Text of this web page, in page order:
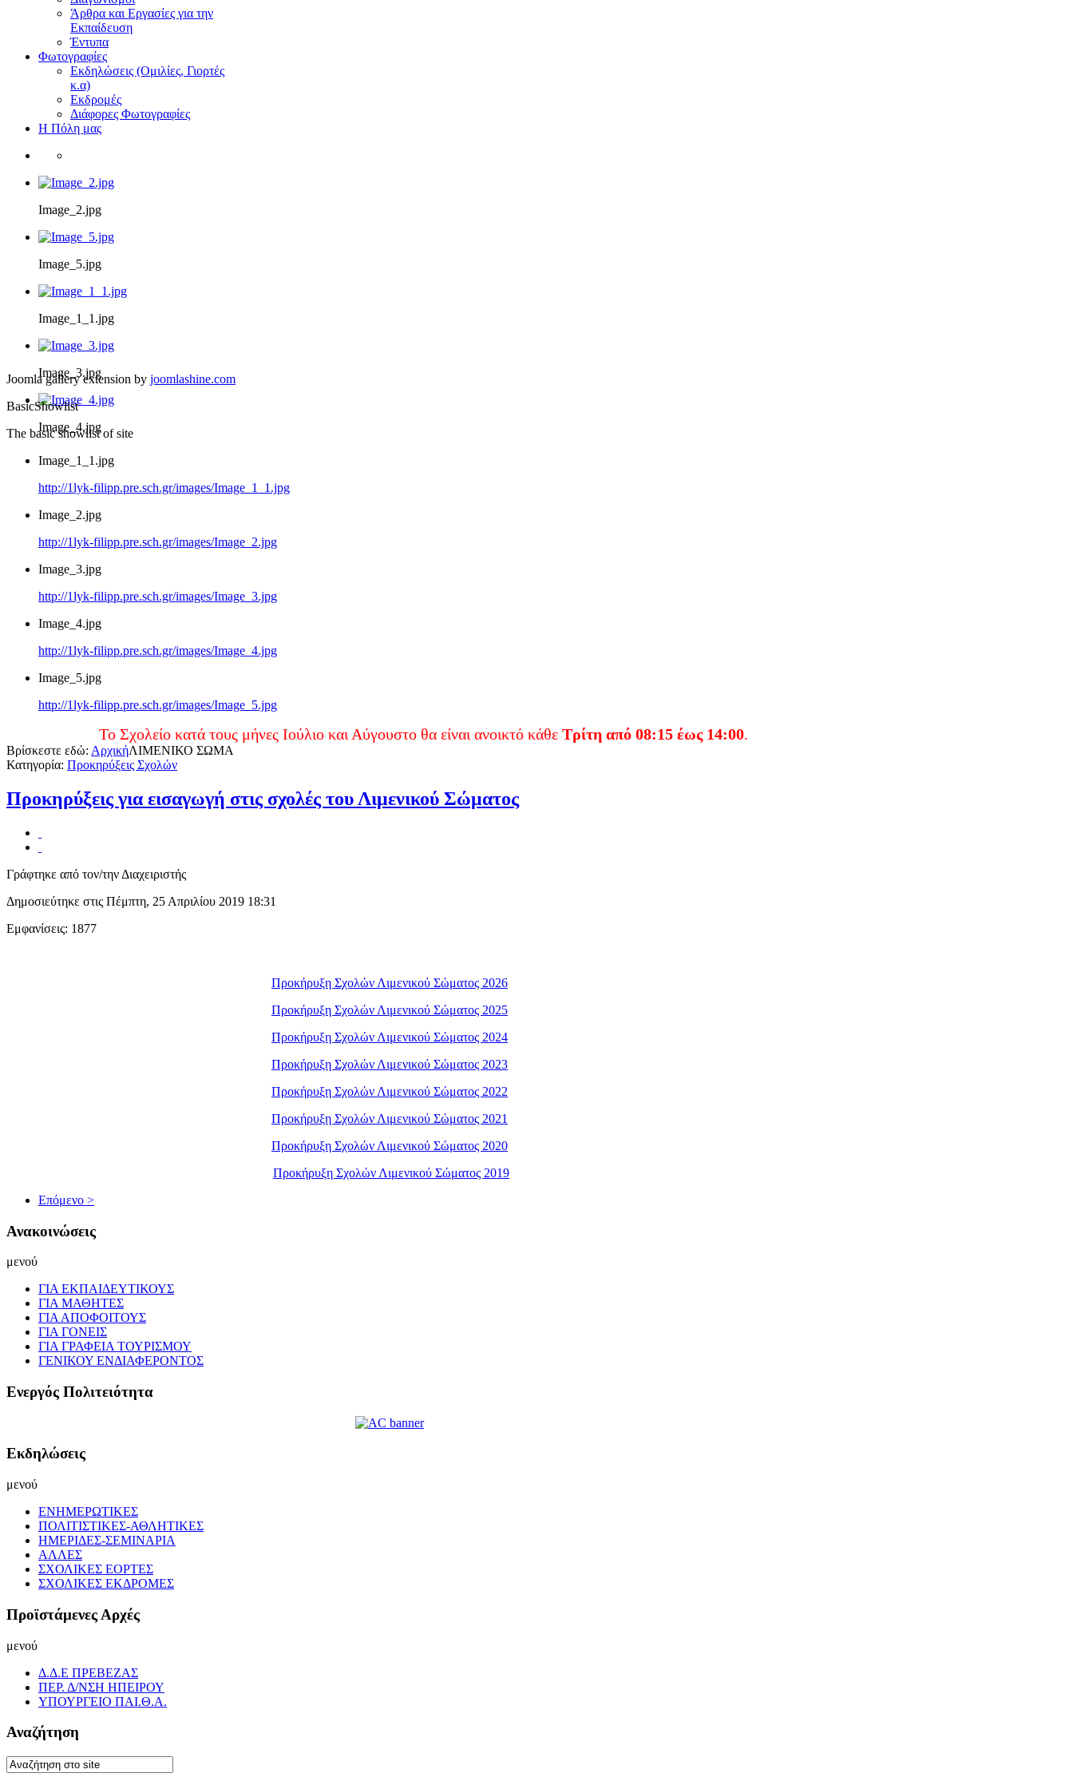
Άρθρα και Εργασίες για την
Εκπαίδευση
Έντυπα
Φωτογραφίες
Εκδηλώσεις (Ομιλίες, Γιορτές
κ.α)
Εκδρομές
Διάφορες Φωτογραφίες
Η Πόλη μας
Image_2.jpg
Image_5.jpg
Image_1_1.jpg
Image_3.jpg
Image_4.jpg
Joomla gallery extension by joomlashine.com
BasicShowlist
The basic showlist of site
Image_1_1.jpg
http://1lyk-filipp.pre.sch.gr/images/Image_1_1.jpg
Image_2.jpg
http://1lyk-filipp.pre.sch.gr/images/Image_2.jpg
Image_3.jpg
http://1lyk-filipp.pre.sch.gr/images/Image_3.jpg
Image_4.jpg
http://1lyk-filipp.pre.sch.gr/images/Image_4.jpg
Image_5.jpg
http://1lyk-filipp.pre.sch.gr/images/Image_5.jpg
Το Σχολείο κατά τους μήνες Ιούλιο και Αύγουστο θα είναι ανοικτό κάθεΤρίτη από 08:15 έως 14:00 .
Βρίσκεστε εδώ: ΑρχικήΛΙΜΕΝΙΚΟ ΣΩΜΑ
Κατηγορία: Προκηρύξεις Σχολών
Προκηρύξεις για εισαγωγή στις σχολές του Λιμενικού Σώματος
Γράφτηκε από τον/την Διαχειριστής
Δημοσιεύτηκε στις Πέμπτη, 25 Απριλίου 2019 18:31
Εμφανίσεις: 1877
Προκήρυξη Σχολών Λιμενικού Σώματος 2026
Προκήρυξη Σχολών Λιμενικού Σώματος 2025
Προκήρυξη Σχολών Λιμενικού Σώματος 2024
Προκήρυξη Σχολών Λιμενικού Σώματος 2023
Προκήρυξη Σχολών Λιμενικού Σώματος 2022
Προκήρυξη Σχολών Λιμενικού Σώματος 2021
Προκήρυξη Σχολών Λιμενικού Σώματος 2020
Προκήρυξη Σχολών Λιμενικού Σώματος 2019
Επόμενο >
Ανακοινώσεις
μενού
ΓΙΑ ΕΚΠΑΙΔΕΥΤΙΚΟΥΣ
ΓΙΑ ΜΑΘΗΤΕΣ
ΓΙΑ ΑΠΟΦΟΙΤΟΥΣ
ΓΙΑ ΓΟΝΕΙΣ
ΓΙΑ ΓΡΑΦΕΙΑ ΤΟΥΡΙΣΜΟΥ
ΓΕΝΙΚΟΥ ΕΝΔΙΑΦΕΡΟΝΤΟΣ
Ενεργός Πολιτειότητα
Εκδηλώσεις
μενού
ΕΝΗΜΕΡΩΤΙΚΕΣ
ΠΟΛΙΤΙΣΤΙΚΕΣ-ΑΘΛΗΤΙΚΕΣ
ΗΜΕΡΙΔΕΣ-ΣΕΜΙΝΑΡΙΑ
ΑΛΛΕΣ
ΣΧΟΛΙΚΕΣ ΕΟΡΤΕΣ
ΣΧΟΛΙΚΕΣ ΕΚΔΡΟΜΕΣ
Προϊστάμενες Αρχές
μενού
Δ.Δ.Ε ΠΡΕΒΕΖΑΣ
ΠΕΡ. Δ/ΝΣΗ ΗΠΕΙΡΟΥ
ΥΠΟΥΡΓΕΙΟ ΠΑΙ.Θ.Α.
Αναζήτηση